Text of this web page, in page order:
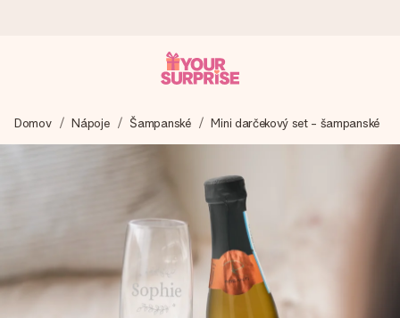
Váš darček starostlivo vyrobíme a bleskovo odošleme –
aby ste ho mohli darovať presne v ten správny okamih, keď
4,7 (na základe +15 000 recenzií)
Naše darčeky inšpirujú. Zákazníci nás na Google Reviews
hodnotia známkou 4,7.
Domov Nápoje Šampanské Mini darčekový set - šampanské